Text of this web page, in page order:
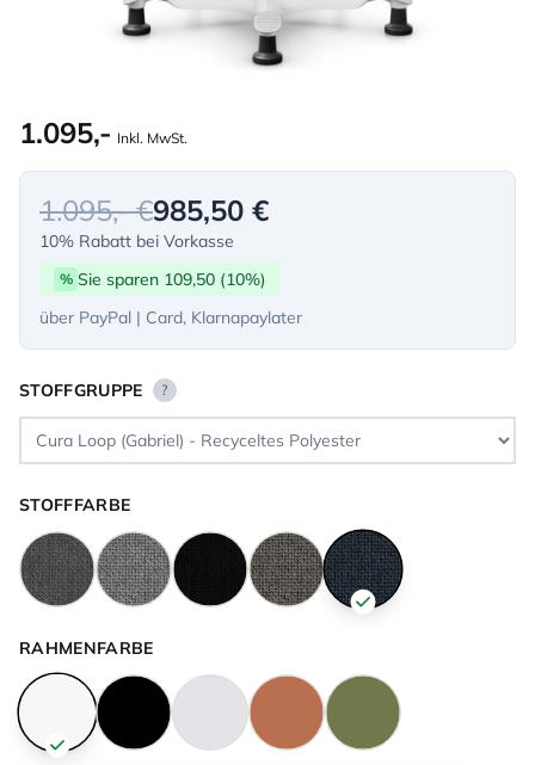
1.095,- Inkl. MwSt.
1.095,- €985,50 €
10% Rabatt bei Vorkasse
% Sie sparen 109,50 (10%)
über PayPal | Card, Klarnapaylater
STOFFGRUPPE ?
STOFFFARBE
RAHMENFARBE